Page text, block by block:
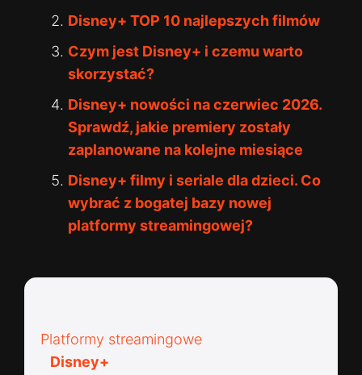
Disney+ TOP 10 najlepszych filmów
Czym jest Disney+ i czemu warto
skorzystać?
Disney+ nowości na czerwiec 2026.
Sprawdź, jakie premiery zostały
zaplanowane na kolejne miesiące
Disney+ filmy i seriale dla dzieci. Co
wybrać z bogatej bazy nowej
platformy streamingowej?
Platformy streamingowe
Disney+